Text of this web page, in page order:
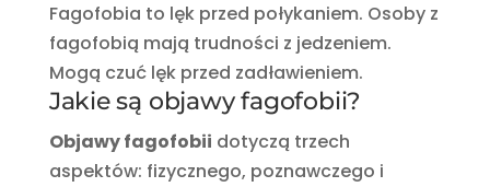
Fagofobia to lęk przed połykaniem. Osoby z
fagofobią mają trudności z jedzeniem.
Mogą czuć lęk przed zadławieniem.
Jakie są objawy fagofobii?
Objawy fagofobii dotyczą trzech
aspektów: fizycznego, poznawczego i